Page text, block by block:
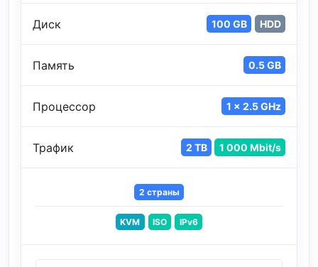
Диск 100 GB HDD
Память 0.5 GB
Процессор 1 x 2.5 GHz
Трафик 2 TB 1 000 Mbit/s
2 страны
KVM ISO IPv6